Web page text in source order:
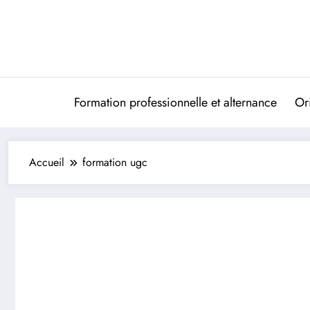
Formation professionnelle et alternance
Accueil formation ugc